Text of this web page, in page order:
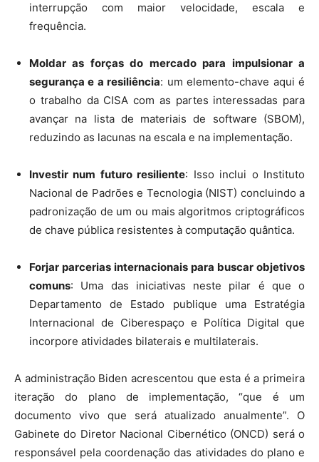
interrupção com maior velocidade, escala e
frequência.
Moldar as forças do mercado para impulsionar a
segurança e a resiliência: um elemento-chave aqui é
o trabalho da CISA com as partes interessadas para
avançar na lista de materiais de software (SBOM),
reduzindo as lacunas na escala e na implementação.
Investir num futuro resiliente: Isso inclui o Instituto
Nacional de Padrões e Tecnologia (NIST) concluindo a
padronização de um ou mais algoritmos criptográficos
de chave pública resistentes à computação quântica.
Forjar parcerias internacionais para buscar objetivos
comuns: Uma das iniciativas neste pilar é que o
Departamento de Estado publique uma Estratégia
Internacional de Ciberespaço e Política Digital que
incorpore atividades bilaterais e multilaterais.
A administração Biden acrescentou que esta é a primeira
iteração do plano de implementação, “que é um
documento vivo que será atualizado anualmente”. O
Gabinete do Diretor Nacional Cibernético (ONCD) será o
responsável pela coordenação das atividades do plano e